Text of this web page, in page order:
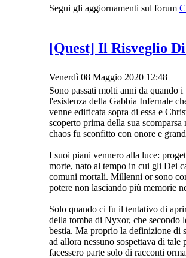
Segui gli aggiornamenti sul forum
[Quest] Il Risveglio
Venerdì 08 Maggio 2020 12:48
Sono passati molti anni da quando
l'esistenza della Gabbia Infernale
venne edificata sopra di essa e
scoperto prima della sua
chaos fu sconfitto con onore e
I suoi piani vennero alla luce:
morte, nato al tempo in cui gli Dei
comuni mortali. Millenni or sono
potere non lasciando più memorie
Solo quando ci fu il tentativo di
della tomba di Nyxor, che secondo
bestia. Ma proprio la definizione di
ad allora nessuno sospettava di
facessero parte solo di racconti